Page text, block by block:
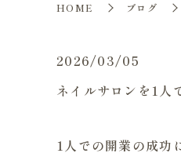
HOME ブログ
2026/03/05
ネイルサロンを1人
1人での開業の成功